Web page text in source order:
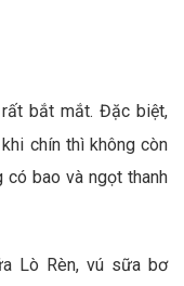
bắt mắt. Đặc biệt,
chín thì không còn
có bao và ngọt thanh
Lò Rèn, vú sữa bơ